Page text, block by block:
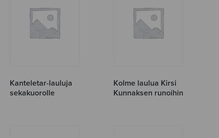
Kanteletar-lauluja
sekakuorolle
Kolme laulua Kirsi
Kunnaksen runoihin